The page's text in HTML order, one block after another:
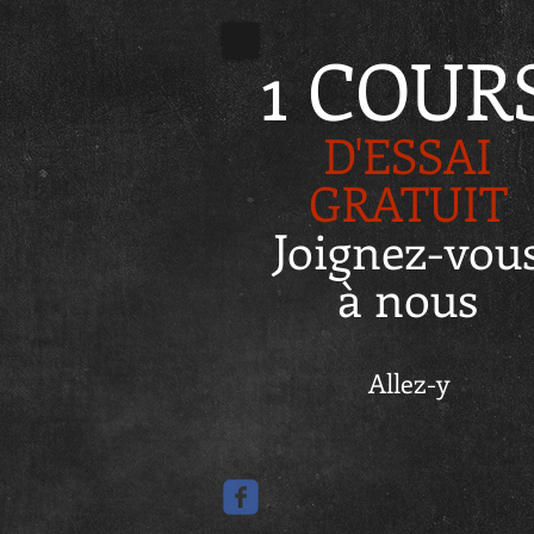
1
D'ESSAI
GRATUIT
Joignez-
à nous
Allez-y